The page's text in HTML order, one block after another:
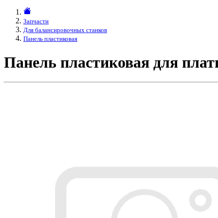
Запчасти
Для балансировочных станков
Панель пластиковая
Панель пластиковая для